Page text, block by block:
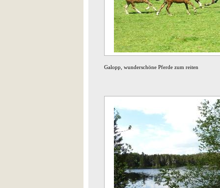
Galopp, wunderschöne Pferde zum reiten